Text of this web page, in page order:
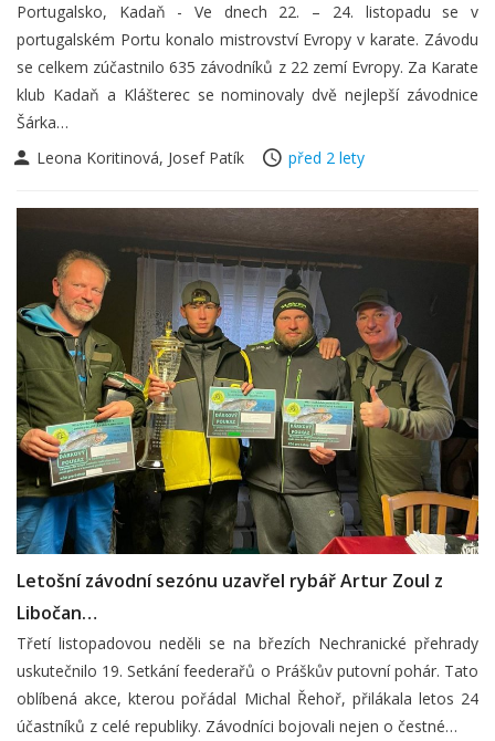
Portugalsko, Kadaň - Ve dnech 22. – 24. listopadu se v
portugalském Portu konalo mistrovství Evropy v karate. Závodu
se celkem zúčastnilo 635 závodníků z 22 zemí Evropy. Za Karate
klub Kadaň a Klášterec se nominovaly dvě nejlepší závodnice
Šárka…
Leona Koritinová, Josef Patík
před 2 lety
Letošní závodní sezónu uzavřel rybář Artur Zoul z
Libočan…
Třetí listopadovou neděli se na březích Nechranické přehrady
uskutečnilo 19. Setkání feederařů o Práškův putovní pohár. Tato
oblíbená akce, kterou pořádal Michal Řehoř, přilákala letos 24
účastníků z celé republiky. Závodníci bojovali nejen o čestné…